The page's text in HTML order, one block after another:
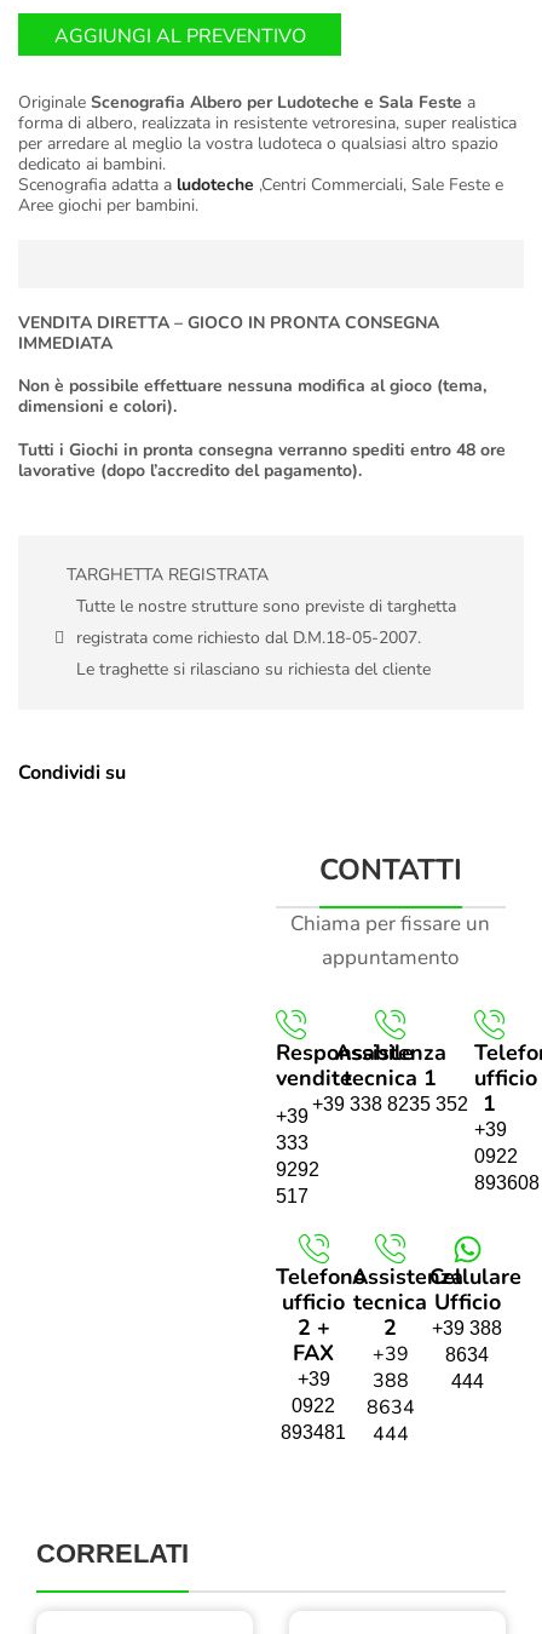
AGGIUNGI AL PREVENTIVO
Originale Scenografia Albero per Ludoteche e Sala Feste a
forma di albero, realizzata in resistente vetroresina, super realistica
per arredare al meglio la vostra ludoteca o qualsiasi altro spazio
dedicato ai bambini.
Scenografia adatta a ludoteche ,Centri Commerciali, Sale Feste e
Aree giochi per bambini.
VENDITA DIRETTA – GIOCO IN PRONTA CONSEGNA
IMMEDIATA
Non è possibile effettuare nessuna modifica al gioco (tema,
dimensioni e colori).
Tutti i Giochi in pronta consegna verranno spediti entro 48 ore
lavorative (dopo l’accredito del pagamento).
TARGHETTA REGISTRATA
Tutte le nostre strutture sono previste di targhetta
registrata come richiesto dal D.M.18-05-2007.
Le traghette si rilasciano su richiesta del cliente
Condividi su
CONTATTI
Chiama per fissare un
appuntamento
Responsabile
vendite
+39
333
9292
517
Assistenza
tecnica 1
+39 338 8235 352
ufficio
1
+39
0922
893608
Telefono
ufficio
2 +
FAX
+39
0922
893481
Assistenza
tecnica
2
+39
388
8634
444
Cellulare
Ufficio
+39 388
8634
444
CORRELATI